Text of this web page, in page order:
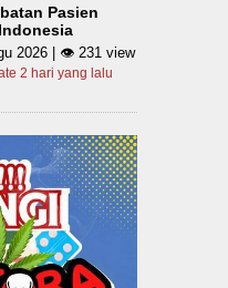
Pasien
2026 | 👁 231 view
2 hari yang lalu